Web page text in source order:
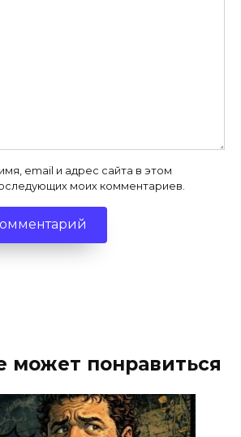
email и адрес сайта в этом
моих комментариев.
может понравиться